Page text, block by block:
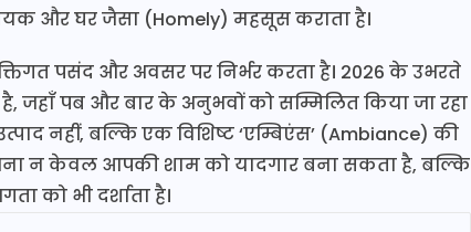
और घर जैसा (Homely) महसूस कराता है।
पसंद और अवसर पर निर्भर करता है। 2026 के उभरते
है, जहाँ पब और बार के अनुभवों को सम्मिलित किया जा रहा
नहीं, बल्कि एक विशिष्ट ‘एम्बिएंस’ (Ambiance) की
न केवल आपकी शाम को यादगार बना सकता है, बल्कि
को भी दर्शाता है।